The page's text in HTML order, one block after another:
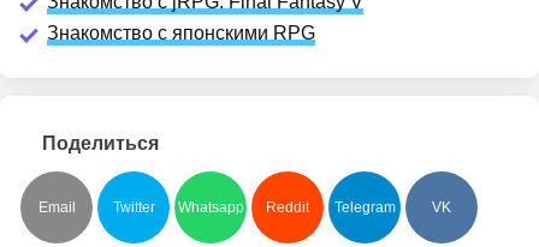
Знакомство с японскими RPG
Поделиться
Email Twitter Whatsapp Reddit Telegram VK